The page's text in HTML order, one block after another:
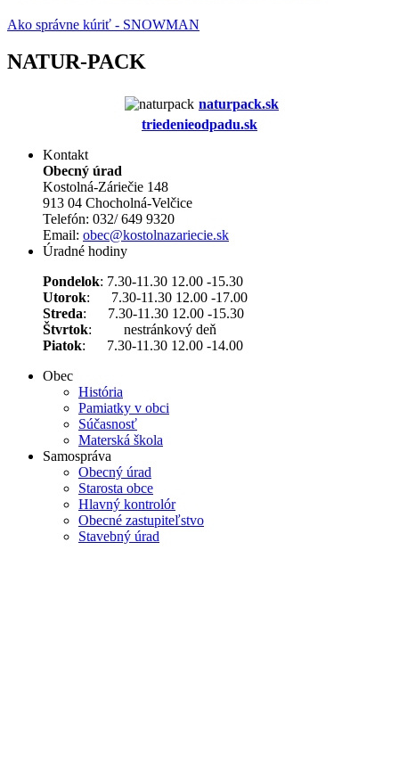
Ako správne kúriť - SNOWMAN
NATUR-PACK
naturpack.sk
triedenieodpadu.sk
Kontakt
Obecný úrad
Kostolná-Záriečie 148
913 04 Chocholná-Velčice
Telefón: 032/ 649 9320
Email: obec@kostolnazariecie.sk
Úradné hodiny
Pondelok: 7.30-11.30 12.00 -15.30
Utorok: 7.30-11.30 12.00 -17.00
Streda: 7.30-11.30 12.00 -15.30
Štvrtok: nestránkový deň
Piatok: 7.30-11.30 12.00 -14.00
Obec
História
Pamiatky v obci
Súčasnosť
Materská škola
Samospráva
Obecný úrad
Starosta obce
Hlavný kontrolór
Obecné zastupiteľstvo
Stavebný úrad